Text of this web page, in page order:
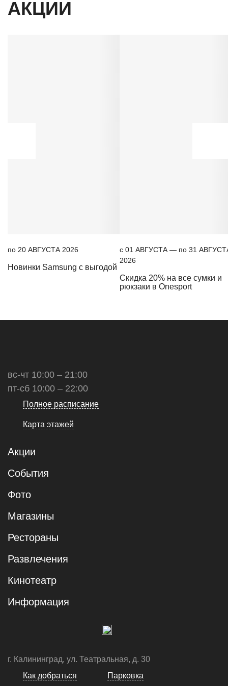
АКЦИИ
по 20 АВГУСТА 2026
Новинки Samsung с выгодой
c 01 АВГУСТА — по 31
2026
Скидка 20% на все сумки и
рюкзаки в Onesport
вс-чт 10:00 – 21:00
пт-сб 10:00 – 22:00
Полное расписание
Карта этажей
Акции
События
Фото
Магазины
Рестораны
Развлечения
Кинотеатр
Информация
г. Калининград, ул. Театральная, д. 30
Как добраться
Парковка